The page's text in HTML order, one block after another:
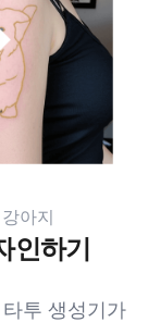
아지
인하기
투 생성기가